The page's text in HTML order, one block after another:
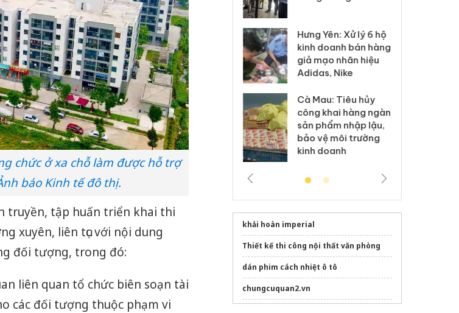
chức ở xa chỗ làm được hỗ trợ
báo Kinh tế đô thị.
truyền, tập huấn triển khai thi
xuyên, liên tục với nội dung
đối tượng, trong đó:
liên quan tổ chức biên soạn tài
các đối tượng thuộc phạm vi
bán yến sào giả
Thanh Hóa: Tìm bị
hại trong vụ án buôn
bán bình sữa
Moyuum giả
An Giang: Đối tượng
chủ mưu đường dây
bán hàng giả tại Phú
Quốc ra đầu thú
Hưng Yên: Xử lý 6 hộ
kinh doanh bán hàng
giả mạo nhãn hiệu
Adidas, Nike
Cà Mau: Tiêu hủy
công khai hàng ngàn
sản phẩm nhập lậu,
bảo vệ môi trường
kinh doanh
khải hoàn imperial
Thiết kế thi công nội thất văn phòng
dán phim cách nhiệt ô tô
chungcuquan2.vn